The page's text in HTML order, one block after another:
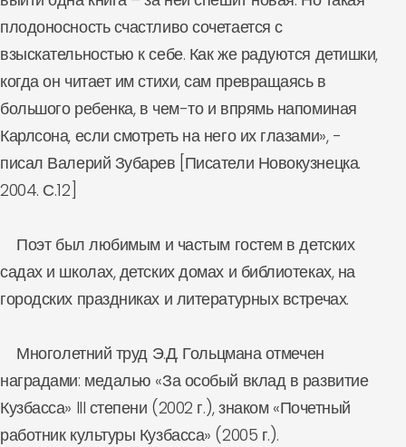
плодоносность счастливо сочетается с
взыскательностью к себе. Как же радуются детишки,
когда он читает им стихи, сам превращаясь в
большого ребенка, в чем-то и впрямь напоминая
Карлсона, если смотреть на него их глазами», -
писал Валерий Зубарев [Писатели Новокузнецка.
2004. С.12]
Поэт был любимым и частым гостем в детских
садах и школах, детских домах и библиотеках, на
городских праздниках и литературных встречах.
Многолетний труд Э.Д. Гольцмана отмечен
наградами: медалью «За особый вклад в развитие
Кузбасса» III степени (2002 г.), знаком «Почетный
работник культуры Кузбасса» (2005 г.).